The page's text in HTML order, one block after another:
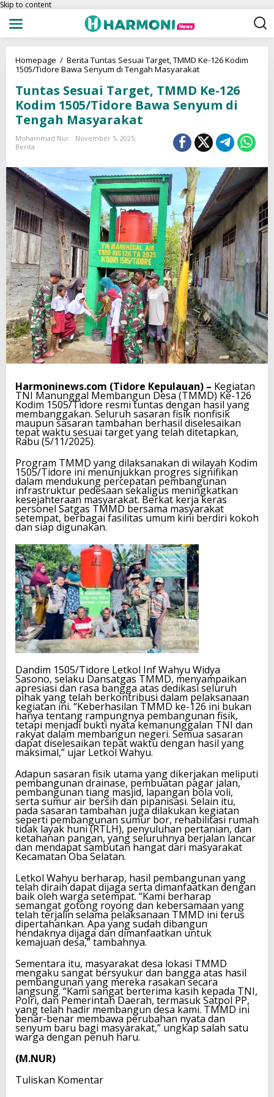
Skip to content
Homepage / Berita Tuntas Sesuai Target, TMMD Ke-126 Kodim
1505/Tidore Bawa Senyum di Tengah Masyarakat
Tuntas Sesuai Target, TMMD Ke-126
Kodim 1505/Tidore Bawa Senyum di
Tengah Masyarakat
Mohammad Nur
November 5, 2025
Berita
Harmoninews.com (Tidore Kepulauan) – Kegiatan
TNI Manunggal Membangun Desa (TMMD) Ke-126
Kodim 1505/Tidore resmi tuntas dengan hasil yang
membanggakan. Seluruh sasaran fisik nonfisik
maupun sasaran tambahan berhasil diselesaikan
tepat waktu sesuai target yang telah ditetapkan,
Rabu (5/11/2025).
Program TMMD yang dilaksanakan di wilayah Kodim
1505/Tidore ini menunjukkan progres signifikan
dalam mendukung percepatan pembangunan
infrastruktur pedesaan sekaligus meningkatkan
kesejahteraan masyarakat. Berkat kerja keras
personel Satgas TMMD bersama masyarakat
setempat, berbagai fasilitas umum kini berdiri kokoh
dan siap digunakan.
Dandim 1505/Tidore Letkol Inf Wahyu Widya
Sasono, selaku Dansatgas TMMD, menyampaikan
apresiasi dan rasa bangga atas dedikasi seluruh
pihak yang telah berkontribusi dalam pelaksanaan
kegiatan ini. “Keberhasilan TMMD ke-126 ini bukan
hanya tentang rampungnya pembangunan fisik,
tetapi menjadi bukti nyata kemanunggalan TNI dan
rakyat dalam membangun negeri. Semua sasaran
dapat diselesaikan tepat waktu dengan hasil yang
maksimal,” ujar Letkol Wahyu.
Adapun sasaran fisik utama yang dikerjakan meliputi
pembangunan drainase, pembuatan pagar jalan,
pembangunan tiang masjid, lapangan bola voli,
serta sumur air bersih dan pipanisasi. Selain itu,
pada sasaran tambahan juga dilakukan kegiatan
seperti pembangunan sumur bor, rehabilitasi rumah
tidak layak huni (RTLH), penyuluhan pertanian, dan
ketahanan pangan, yang seluruhnya berjalan lancar
dan mendapat sambutan hangat dari masyarakat
Kecamatan Oba Selatan.
Letkol Wahyu berharap, hasil pembangunan yang
telah diraih dapat dijaga serta dimanfaatkan dengan
baik oleh warga setempat. “Kami berharap
semangat gotong royong dan kebersamaan yang
telah terjalin selama pelaksanaan TMMD ini terus
dipertahankan. Apa yang sudah dibangun
hendaknya dijaga dan dimanfaatkan untuk
kemajuan desa,” tambahnya.
Sementara itu, masyarakat desa lokasi TMMD
mengaku sangat bersyukur dan bangga atas hasil
pembangunan yang mereka rasakan secara
langsung. “Kami sangat berterima kasih kepada TNI,
Polri, dan Pemerintah Daerah, termasuk Satpol PP,
yang telah hadir membangun desa kami. TMMD ini
benar-benar membawa perubahan nyata dan
senyum baru bagi masyarakat,” ungkap salah satu
warga dengan penuh haru.
(M.NUR)
Tuliskan Komentar